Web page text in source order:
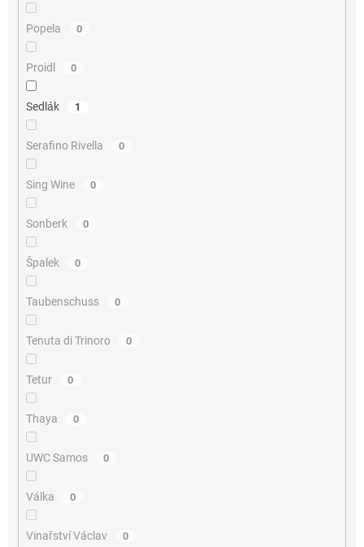
Popela 0
Proidl 0
Sedlák 1
Serafino Rivella 0
Sing Wine 0
Sonberk 0
Špalek 0
Taubenschuss 0
Tenuta di Trinoro 0
Tetur 0
Thaya 0
UWC Samos 0
Válka 0
Vinařství Václav 0